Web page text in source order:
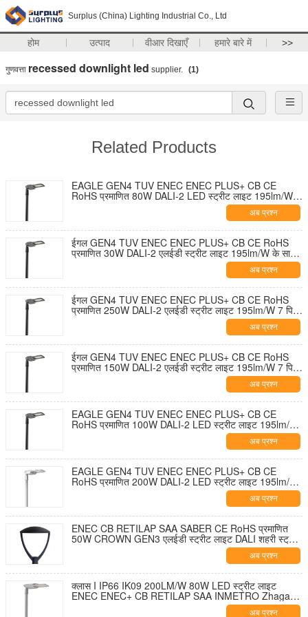
Surplus (China) Lighting Industrial Co., Ltd
होम उत्पाद वीआर दिखाएँ हमारे बारे में >>
गुणवत्ता recessed downlight led supplier. (1)
Related Products
EAGLE GEN4 TUV ENEC ENEC PLUS+ CB CE
RoHS प्रमाणित 80W DALI-2 LED स्ट्रीट लाइट 195lm/W 7
पिन NEMA सॉकेट शॉर्टिंग कैप और 10KV SPD के साथ टूल-फ्री
अब प्रश्न
ईगल GEN4 TUV ENEC ENEC PLUS+ CB CE RoHS
प्रमाणित 30W DALI-2 एलईडी स्ट्रीट लाइट 195lm/W के साथ
7 पिन NEMA सॉकेट शॉर्टिंग कैप और 10KV एसपीडी टूल-फ्री
अब प्रश्न
ईगल GEN4 TUV ENEC ENEC PLUS+ CB CE RoHS
प्रमाणित 250W DALI-2 एलईडी स्ट्रीट लाइट 195lm/W 7 पिन
NEMA सॉकेट शॉर्टिंग कैप और 10KV SPD के साथ टूल-फ्री
अब प्रश्न
ईगल GEN4 TUV ENEC ENEC PLUS+ CB CE RoHS
प्रमाणित 150W DALI-2 एलईडी स्ट्रीट लाइट 195lm/W 7 पिन
NEMA सॉकेट शॉर्टिंग कैप और 10KV SPD के साथ टूल-फ्री
अब प्रश्न
EAGLE GEN4 TUV ENEC ENEC PLUS+ CB CE
RoHS प्रमाणित 100W DALI-2 LED स्ट्रीट लाइट 195lm/W
7 पिन NEMA सॉकेट शॉर्टिंग कैप और 10KV SPD के साथ टूल-
अब प्रश्न
EAGLE GEN4 TUV ENEC ENEC PLUS+ CB CE
RoHS प्रमाणित 200W DALI-2 LED स्ट्रीट लाइट 195lm/W
7 पिन NEMA सॉकेट शॉर्टिंग कैप और 10KV SPD के साथ टूल-
अब प्रश्न
ENEC CB RETILAP SAA SABER CE RoHS प्रमाणित
50W CROWN GEN3 एलईडी स्ट्रीट लाइट DALI शहरी स्ट्रीट
लाइट गार्डन लाइट INMETRO IP66 आउटडोर टूल-फ्री ओपनिंग
अब प्रश्न
क्लास I IP66 IK09 200LM/W 80W LED स्ट्रीट लाइट
ENEC ENEC+ CB RETILAP SAA INMETRO Zhaga-
D4i प्रमाणित 10 साल की वारंटी सार्वजनिक प्रकाश व्यवस्था स्व-
अब प्रश्न